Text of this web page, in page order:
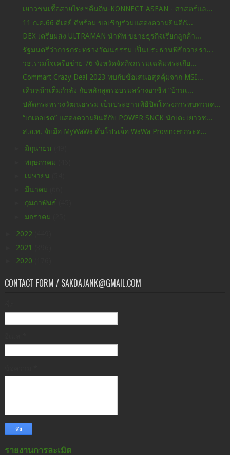
เยาวชนเชื้อสายไทยฯคืนถิ่น-KONNECT ASEAN - ศาสตร์แล...
11 ก.ค.66 ดีเดย์ ดีพร้อม ขอเชิญร่วมแสดงความยินดีกั...
DEX เตรียมส่ง ULTRAMAN นำทัพ ขยายธุรกิจเรียกลูกค้า...
รัฐมนตรีว่าการกระทรวงวัฒนธรรม เป็นประธานพิธีถวายรา...
วธ.รวมใจเครือข่าย 76 จังหวัดจัดกิจกรรมเฉลิมพระเกีย...
Commart Crazy Deal 2023 พบกับข้อเสนอสุดคุ้มจาก MSI...
เดินหน้าเต็มกำลัง กับหลักสูตรอบรมสร้างอาชีพ “บ้านเ...
ปลัดกระทรวงวัฒนธรรม เป็นประธานพิธีปิดโครงการทบทวนค...
“เกเตอเรด” แสดงความยินดีกับ POWER SNCK นักเตะเยาวช...
ส.อ.ท. จับมือ MyWaWa ดันโปรเจ็ค WaWa Provinceยกระด...
มิถุนายน
พฤษภาคม
เมษายน
มีนาคม
กุมภาพันธ์
มกราคม
2022
2021
2020
CONTACT FORM / SAKDAJANK@GMAIL.COM
รายงานการละเมิด